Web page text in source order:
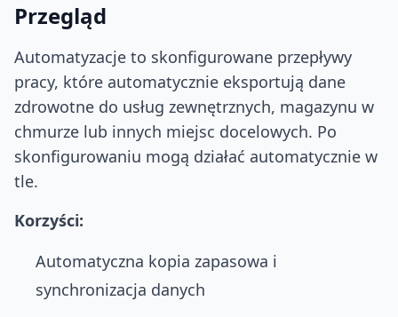
Przegląd
Automatyzacje to skonfigurowane przepływy
pracy, które automatycznie eksportują dane
zdrowotne do usług zewnętrznych, magazynu w
chmurze lub innych miejsc docelowych. Po
skonfigurowaniu mogą działać automatycznie w
tle.
Korzyści:
Automatyczna kopia zapasowa i
synchronizacja danych